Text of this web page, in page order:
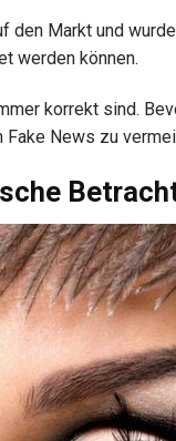
Markt und
werden können.
korrekt sind.
News zu